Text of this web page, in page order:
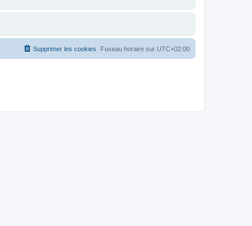
Fuseau horaire sur UTC+02:00
Supprimer les cookies